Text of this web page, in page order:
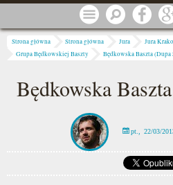
Przejdź do treści Menu Szukaj Facebook
Jesteś tutaj
Strona główna Strona główna Jura Jura
Grupa Będkowskiej Baszty
Będkowska Baszta (Dupa
Będkowska
pt., 22/03/